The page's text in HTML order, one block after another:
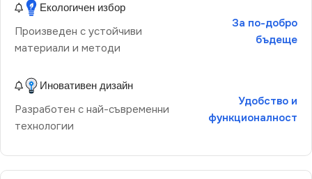
Екологичен избор
Произведен с устойчиви
материали и методи
За по-добро
бъдеще
Иновативен дизайн
Разработен с най-съвременни
технологии
Удобство и
функционалност